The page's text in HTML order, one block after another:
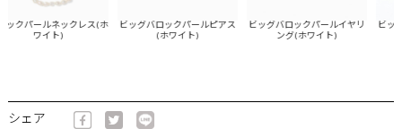
クパールネックレス(ホ
ワイト)
ビッグバロックパールピアス
(ホワイト)
ビッグバロックパールイヤリ
ング(ホワイト)
ビッグ
シェア